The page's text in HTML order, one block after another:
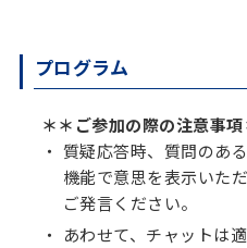
プログラム
＊＊ ご参加の際の注意事項
質疑応答時、質問のあ
機能で意思を表示いた
ご発言ください。
あわせて、チャットは